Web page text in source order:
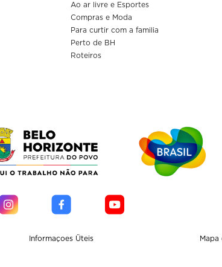
Ao ar livre e Esportes
Compras e Moda
Para curtir com a familia
Perto de BH
Roteiros
Informaçoes Üteis Mapa